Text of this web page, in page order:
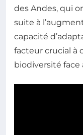
des Andes, qui
suite à
capacité
facteur crucial à
biodiversité